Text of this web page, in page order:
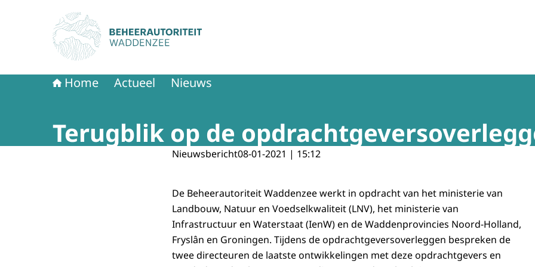
Home Actueel Nieuws
Terugblik op de
Nieuwsbericht08-01-2021 | 15:12
De Beheerautoriteit Waddenzee werkt in opdracht van het ministerie van
Landbouw, Natuur en Voedselkwaliteit (LNV), het ministerie van
Infrastructuur en Waterstaat (IenW) en de Waddenprovincies Noord-Holland,
Fryslân en Groningen. Tijdens de opdrachtgeversoverleggen bespreken de
twee directeuren de laatste ontwikkelingen met deze opdrachtgevers en